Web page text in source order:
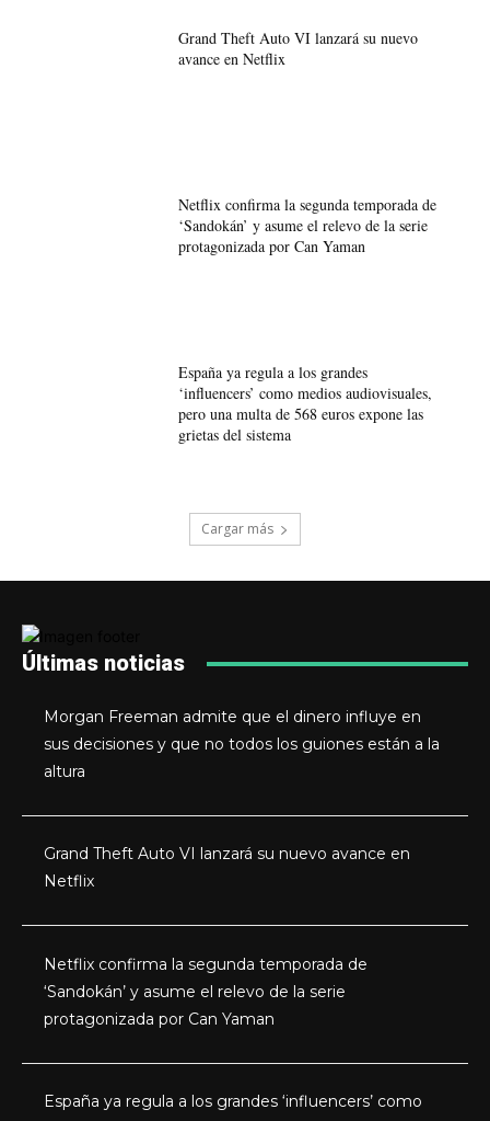
Grand Theft Auto VI lanzará su nuevo
avance en Netflix
Netflix confirma la segunda temporada de
‘Sandokán’ y asume el relevo de la serie
protagonizada por Can Yaman
España ya regula a los grandes
‘influencers’ como medios audiovisuales,
pero una multa de 568 euros expone las
grietas del sistema
Cargar más
Últimas noticias
Morgan Freeman admite que el dinero influye en
sus decisiones y que no todos los guiones están a la
altura
Grand Theft Auto VI lanzará su nuevo avance en
Netflix
Netflix confirma la segunda temporada de
‘Sandokán’ y asume el relevo de la serie
protagonizada por Can Yaman
España ya regula a los grandes ‘influencers’ como